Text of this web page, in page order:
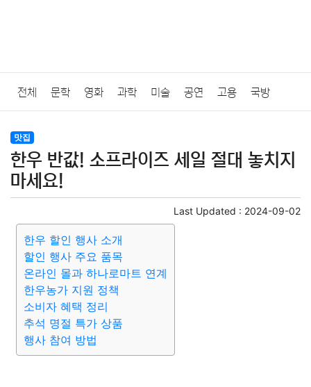
전체 문학 영화 과학 미술 공연 고용 국방
법률
질병 가요 방송 일상 주식 암호화폐 블록체인
미용 증권 인테리어
요리 상품리뷰 원예
대출 자동차 취미 여행 맛집
종교 사회 정치 건강
부동산 외국어 교육 교통 생활
맛집
한우 반값! 소프라이즈 세일 절대 놓치지
마세요!
Last Updated : 2024-09-02
한우 할인 행사 소개
할인 행사 주요 품목
온라인 몰과 하나로마트 연계
한우농가 지원 정책
소비자 혜택 정리
추석 명절 특가 상품
행사 참여 방법